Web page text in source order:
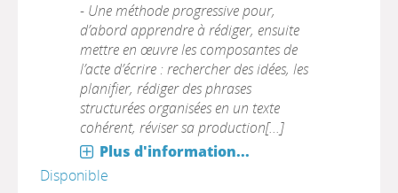
- Une méthode progressive pour,
d’abord apprendre à rédiger, ensuite
mettre en œuvre les composantes de
l’acte d’écrire : rechercher des idées, les
planifier, rédiger des phrases
structurées organisées en un texte
cohérent, réviser sa production[...]
Plus d'information...
Disponible